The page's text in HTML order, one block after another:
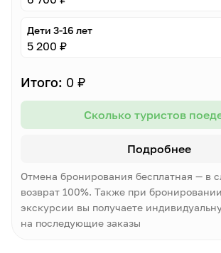
Дети 3-16 лет
5 200 ₽
Итого: 0 ₽
Сколько туристов
Подробнее
Отмена бронирования бесплатная — в
возврат 100%. Также при
экскурсии вы получаете
на последующие заказы